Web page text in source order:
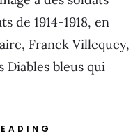
de 1914-1918, en
Franck Villequey,
Diables bleus qui